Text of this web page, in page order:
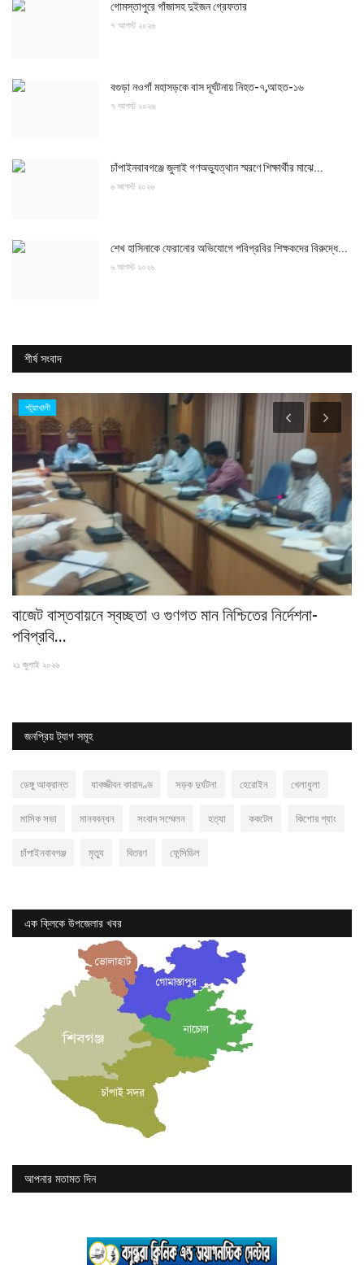
গোমস্তাপুরে গাঁজাসহ দুইজন গ্রেফতার
৭ আগস্ট ২০২৬
বগুড়া নওগাঁ মহাসড়কে বাস দূর্ঘটনায় নিহত-৭,আহত-১৬
৭ আগস্ট ২০২৬
চাঁপাইনবাবগঞ্জে জুলাই গণঅভ্যুত্থান স্মরণে শিক্ষার্থীর মাঝে...
৬ আগস্ট ২০২৬
শেখ হাসিনাকে ফেরানোর অভিযোগে পবিপ্রবির শিক্ষকদের বিরুদ্ধে...
৬ আগস্ট ২০২৬
শীর্ষ সংবাদ
পটুয়াখালী
বাজেট বাস্তবায়নে স্বচ্ছতা ও গুণগত মান নিশ্চিতের নির্দেশনা-
পবিপ্রবি...
২১ জুলাই ২০২৬
জনপ্রিয় ট্যাগ সমূহ
ডেঙ্গু আক্রান্ত যাবজ্জীবন কারাদণ্ড সড়ক দুর্ঘটনা হেরোইন খেলাধুলা
মাসিক সভা মানববন্ধন সংবাদ সম্মেলন হত্যা ককটেল কিশোর গ্যাং
চাঁপাইনবাবগঞ্জ মৃত্যু বিতরণ ফেন্সিডিল
এক ক্লিকে উপজেলার খবর
আপনার মতামত দিন